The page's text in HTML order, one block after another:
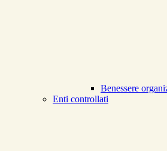
Benessere
Enti controllati